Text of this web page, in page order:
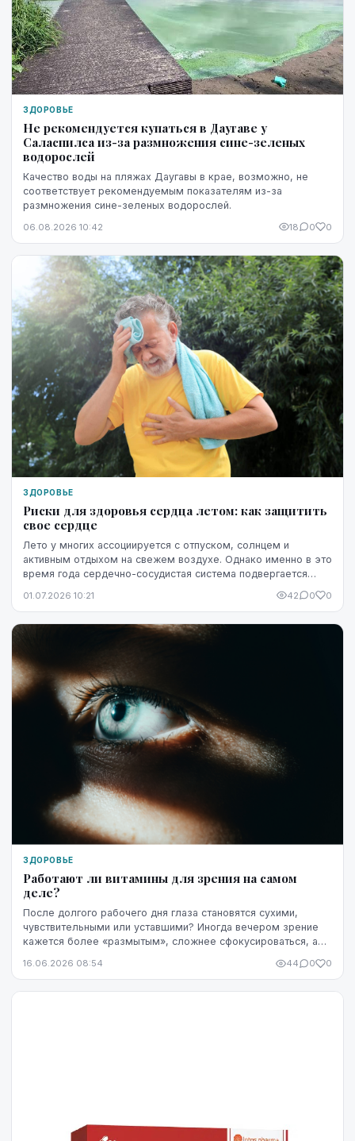
ЗДОРОВЬЕ
Не рекомендуется купаться в Даугаве у
Саласпилса из-за размножения сине-зеленых
водорослей
Качество воды на пляжах Даугавы в крае, возможно, не
соответствует рекомендуемым показателям из-за
размножения сине-зеленых водорослей.
06.08.2026 10:42 18 0 0
ЗДОРОВЬЕ
Риски для здоровья сердца летом: как защитить
свое сердце
Лето у многих ассоциируется с отпуском, солнцем и
активным отдыхом на свежем воздухе. Однако именно в это
время года сердечно-сосудистая система подвергается
01.07.2026 10:21 42 0 0
ЗДОРОВЬЕ
Работают ли витамины для зрения на самом
деле?
После долгого рабочего дня глаза становятся сухими,
чувствительными или уставшими? Иногда вечером зрение
кажется более «размытым», сложнее сфокусироваться, а
16.06.2026 08:54 44 0 0